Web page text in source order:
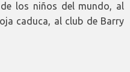
los niños del mundo, al
caduca, al club de Barry